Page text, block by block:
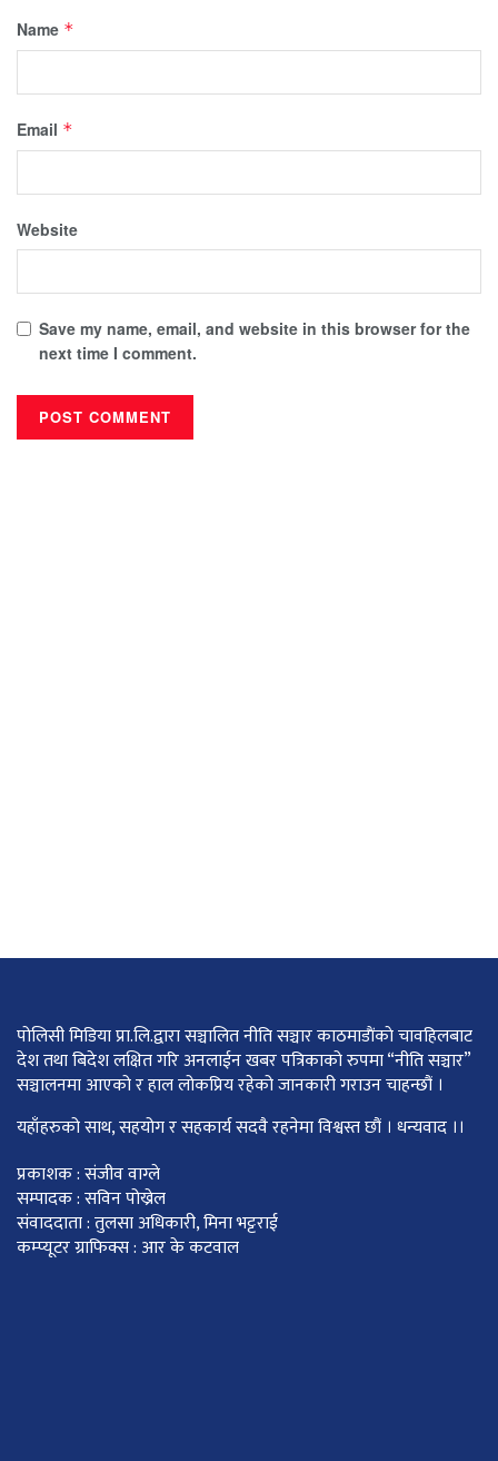
Name *
Email *
Website
Save my name, email, and website in this browser for the
next time I comment.
पोलिसी मिडिया प्रा.लि.द्वारा सञ्चालित नीति सञ्चार काठमाडाैंकाे चावहिलबाट
देश तथा बिदेश लक्षित गरि अनलाईन खबर पत्रिकाको रुपमा “नीति सञ्चार”
सञ्चालनमा आएको र हाल लोकप्रिय रहेको जानकारी गराउन चाहन्छौं ।
यहाँहरुको साथ, सहयोग र सहकार्य सदवै रहनेमा विश्वस्त छौं । धन्यवाद ।।
प्रकाशक : संजीव वाग्ले
सम्पादक : सविन पोख्रेल
संवाददाता : तुलसा अधिकारी, मिना भट्टराई
कम्प्यूटर ग्राफिक्स : आर के कटवाल